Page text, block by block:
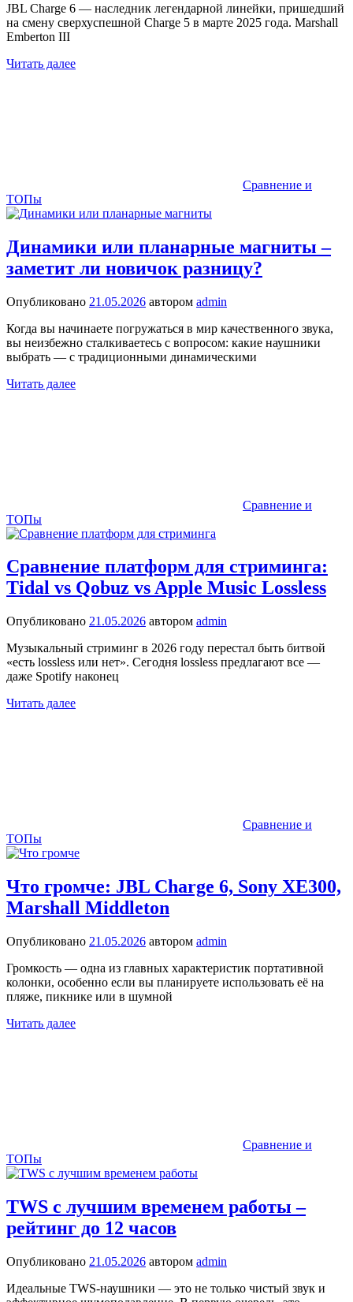
JBL Charge 6 — наследник легендарной линейки, пришедший
на смену сверхуспешной Charge 5 в марте 2025 года. Marshall
Emberton III
Читать далее
Сравнение и
ТОПы
Динамики или планарные магниты –
заметит ли новичок разницу?
Опубликовано 21.05.2026 автором admin
Когда вы начинаете погружаться в мир качественного звука,
вы неизбежно сталкиваетесь с вопросом: какие наушники
выбрать — с традиционными динамическими
Читать далее
Сравнение и
ТОПы
Сравнение платформ для стриминга:
Tidal vs Qobuz vs Apple Music Lossless
Опубликовано 21.05.2026 автором admin
Музыкальный стриминг в 2026 году перестал быть битвой
«есть lossless или нет». Сегодня lossless предлагают все —
даже Spotify наконец
Читать далее
Сравнение и
ТОПы
Что громче: JBL Charge 6, Sony XE300,
Marshall Middleton
Опубликовано 21.05.2026 автором admin
Громкость — одна из главных характеристик портативной
колонки, особенно если вы планируете использовать её на
пляже, пикнике или в шумной
Читать далее
Сравнение и
ТОПы
TWS с лучшим временем работы –
рейтинг до 12 часов
Опубликовано 21.05.2026 автором admin
Идеальные TWS-наушники — это не только чистый звук и